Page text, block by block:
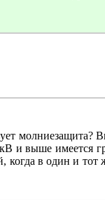
молниезащита?
и выше имеется
в один и тот